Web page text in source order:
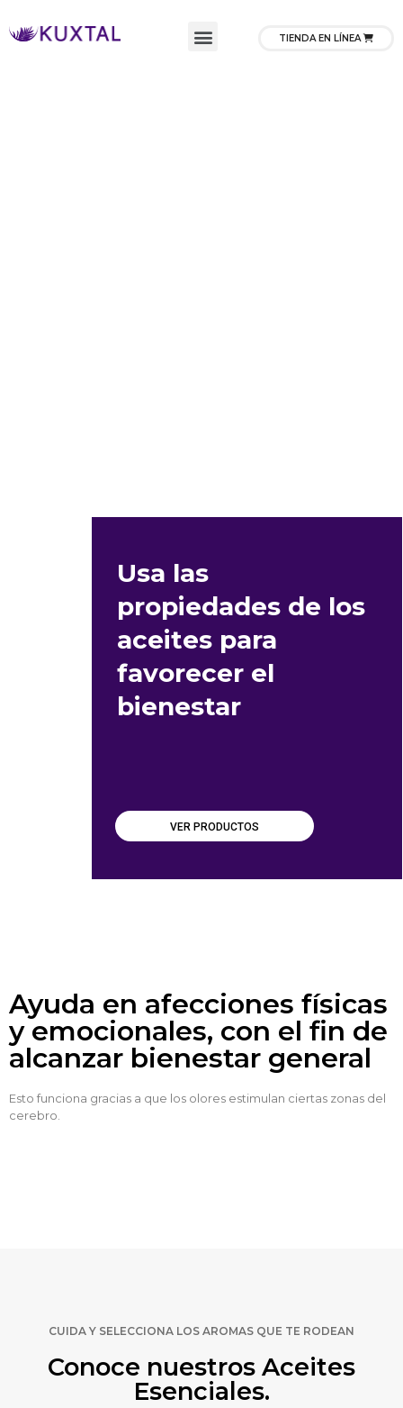
TIENDA EN LÍNEA
VER PRODUCTOS
Usa las
propiedades de los
aceites para
favorecer el
bienestar
Ayuda en afecciones físicas
y emocionales, con el fin de
alcanzar bienestar general
Esto funciona gracias a que los olores estimulan ciertas zonas del
cerebro.
CUIDA Y SELECCIONA LOS AROMAS QUE TE RODEAN
Conoce nuestros Aceites
Esenciales.